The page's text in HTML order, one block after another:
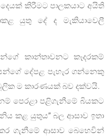
කිරීමට පාලකයාට අයිති
යුතු දේ ද මැකියාවෙලී
කාන්තාවනට කෑදරකම්
දේපළ පැහැර ගන්නෙකු
ම කාරණයක් බව දක්වයි.
පෙරළා පළිගැනීමේ බියකට
කළ යුතුය” බල ආසාව ඉතා
ගැනීමේ ආසාව බෙහෙවින්